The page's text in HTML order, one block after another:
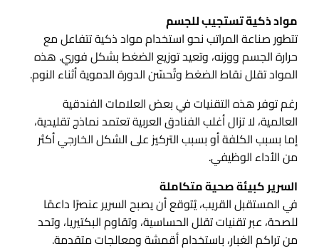
مواد ذكية تستجيب للجسم
تتطور صناعة المراتب نحو استخدام مواد ذكية تتفاعل مع
حرارة الجسم ووزنه، وتعيد توزيع الضغط بشكل فوري. هذه
المواد تقلل نقاط الضغط وتُحسّن الدورة الدموية أثناء النوم.
رغم توفر هذه التقنيات في بعض العلامات الفندقية
العالمية، لا تزال أغلب الفنادق العربية تعتمد نماذج تقليدية،
إما بسبب الكلفة أو بسبب التركيز على الشكل الخارجي أكثر
من الأداء الوظيفي.
السرير كبيئة صحية متكاملة
في المستقبل القريب، يُتوقع أن يصبح السرير عنصرًا داعمًا
للصحة، عبر تقنيات تقلل الحساسية، وتقاوم البكتيريا، وتحد
من تراكم الغبار، باستخدام أقمشة ومعالجات متقدمة.